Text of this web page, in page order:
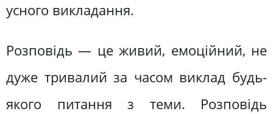
усного викладання.
Розповідь — це живий, емоційний, не
дуже тривалий за часом виклад будь-
якого питання з теми. Розповідь